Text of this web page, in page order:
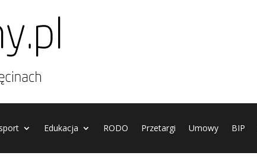
Edukacja RODO Przetargi Umowy BIP